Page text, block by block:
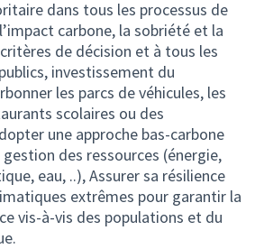
dans tous les processus de
carbone, la sobriété et la
de décision et à tous les
investissement du
les parcs de véhicules, les
scolaires ou des
une approche bas-carbone
des ressources (énergie,
eau, ..), Assurer sa résilience
extrêmes pour garantir la
vis-à-vis des populations et du